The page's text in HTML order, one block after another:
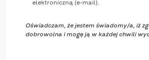
elektroniczną (e-mail).
Oświadczam, że jestem świadomy/a, iż
dobrowolna i mogę ją w każdej chwili